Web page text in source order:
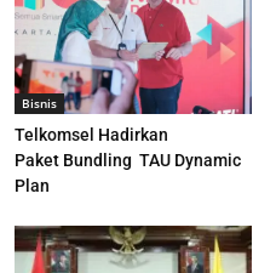
Bisnis
Telkomsel Hadirkan
Paket Bundling TAU Dynamic
Plan